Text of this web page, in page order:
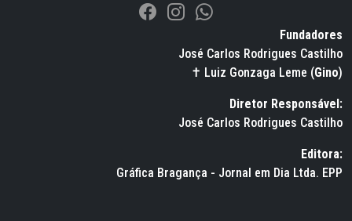
Fundadores
José Carlos Rodrigues Castilho
✝ Luiz Gonzaga Leme (Gino)
Diretor Responsável:
José Carlos Rodrigues Castilho
Editora:
Gráfica Bragança - Jornal em Dia Ltda. EPP